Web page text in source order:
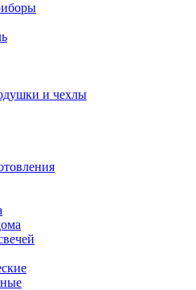
и чехлы